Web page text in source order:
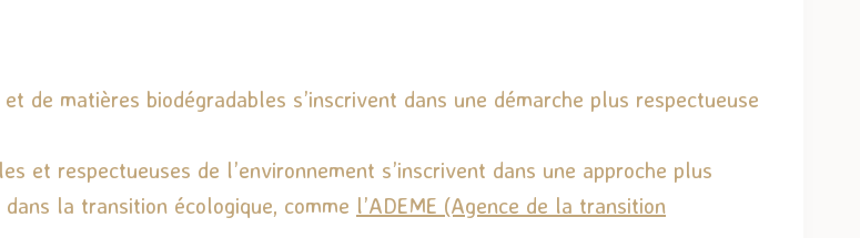
de matières biodégradables s’inscrivent dans une démarche plus respectueuse
et respectueuses de l’environnement s’inscrivent dans une approche plus
la transition écologique, comme l’ADEME (Agence de la transition